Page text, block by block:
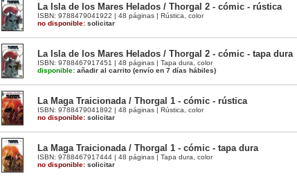
La Isla de los Mares Helados / Thorgal 2 - cómic - rústica
ISBN: 9788479041922 | 48 páginas | Rústica, color
no disponible: solicitar
La Isla de los Mares Helados / Thorgal 2 - cómic - tapa dura
ISBN: 9788467917451 | 48 páginas | Tapa dura, color
disponible: añadir al carrito (envío en 7 días hábiles)
La Maga Traicionada / Thorgal 1 - cómic - rústica
ISBN: 9788479041892 | 48 páginas | Rústica, color
no disponible: solicitar
La Maga Traicionada / Thorgal 1 - cómic - tapa dura
ISBN: 9788467917444 | 48 páginas | Tapa dura, color
no disponible: solicitar